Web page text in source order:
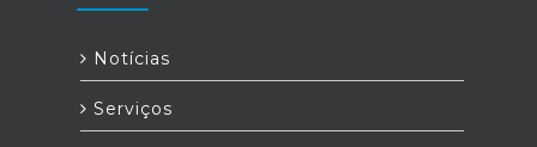
Notícias
Serviços